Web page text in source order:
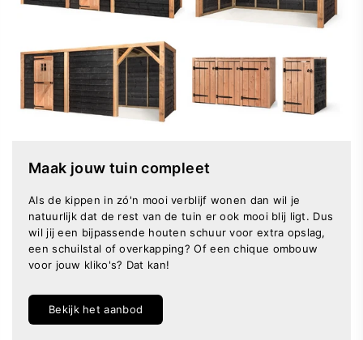
Maak jouw tuin compleet
Als de kippen in zó'n mooi verblijf wonen dan wil je
natuurlijk dat de rest van de tuin er ook mooi blij ligt. Dus
wil jij een bijpassende houten schuur voor extra opslag,
een schuilstal of overkapping? Of een chique ombouw
voor jouw kliko's? Dat kan!
Bekijk het aanbod